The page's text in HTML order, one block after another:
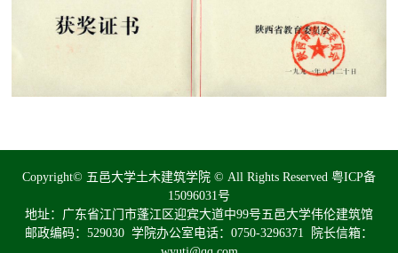
Copyright© 五邑大学土木建筑学院 © All Rights Reserved 粤ICP备
15096031号
地址：广东省江门市蓬江区迎宾大道中99号五邑大学伟伦建筑馆
邮政编码：529030 学院办公室电话：0750-3296371 院长信箱：